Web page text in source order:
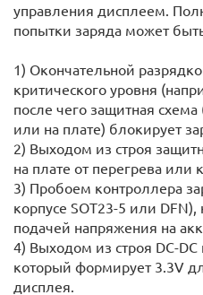
управления дисплеем.
попытки заряда может
1) Окончательной
критического уровня
после чего защитная
или на плате) блокирует
2) Выходом из строя
на плате от перегрева или
3) Пробоем контроллера
корпусе SOT23-5 или
подачей напряжения на
4) Выходом из строя DC-DC
который формирует 3.3V
дисплея.